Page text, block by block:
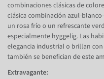
combinaciones clásicas de
clásica combinación azul-
un rosa frío o un refrescante
especialmente hyggelig. Las
elegancia industrial o brillan
también se benefician de este
Extravagante: